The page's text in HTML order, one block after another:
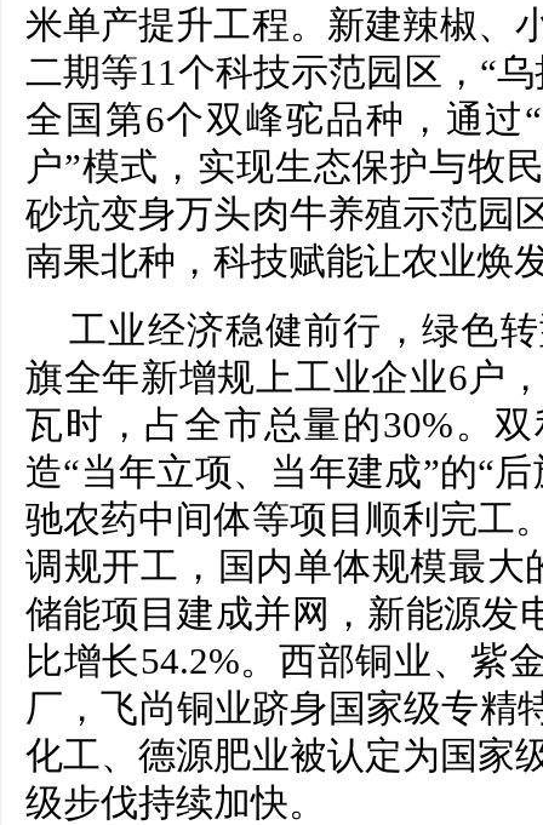
米单产提升工程。新建辣椒、
二期等11个科技示范园区，“
全国第6个双峰驼品种，通过
户”模式，实现生态保护与牧
砂坑变身万头肉牛养殖示范园
南果北种，科技赋能让农业焕
工业经济稳健前行，绿色
旗全年新增规上工业企业6户
瓦时，占全市总量的30%。
造“当年立项、当年建成”的“
驰农药中间体等项目顺利完工
调规开工，国内单体规模最大
储能项目建成并网，新能源发
比增长54.2%。西部铜业、紫
厂，飞尚铜业跻身国家级专精
化工、德源肥业被认定为国家
级步伐持续加快。